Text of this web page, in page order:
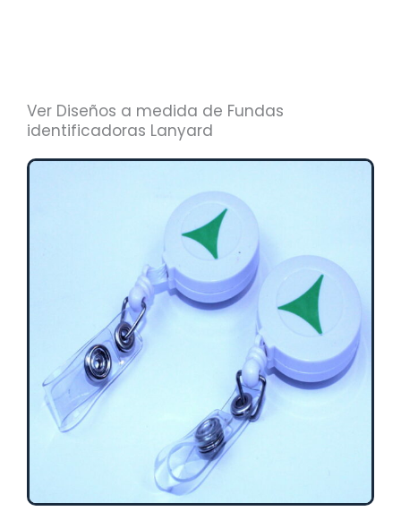
Ver Diseños a medida de Fundas
identificadoras Lanyard